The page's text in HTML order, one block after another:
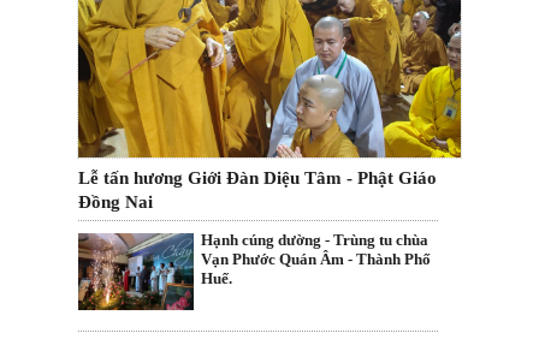
Lễ tấn hương Giới Đàn Diệu Tâm - Phật Giáo
Đồng Nai
Hạnh cúng dường - Trùng tu chùa
Vạn Phước Quán Âm - Thành Phố
Huế.